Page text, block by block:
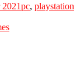
pc, playstation